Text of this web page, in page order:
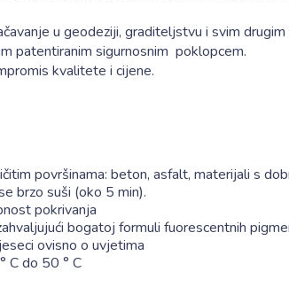
u geodeziji, graditeljstvu i svim
patentiranim sigurnosnim poklopcem.
kvalitete i cijene.
površinama: beton, asfalt, materijali s
brzo suši (oko 5 min).
pokrivanja
bogatoj formuli fuorescentnih
ovisno o uvjetima
C do 50 ° C